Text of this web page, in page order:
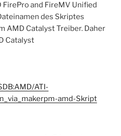
and FireMV Unified
des Skriptes
AMD Catalyst Treiber. Daher
Catalyst
ATI-
amd-Skript